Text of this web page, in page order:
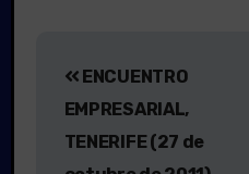
de
entradas
ENCUENTRO
EMPRESARIAL,
TENERIFE (27 de